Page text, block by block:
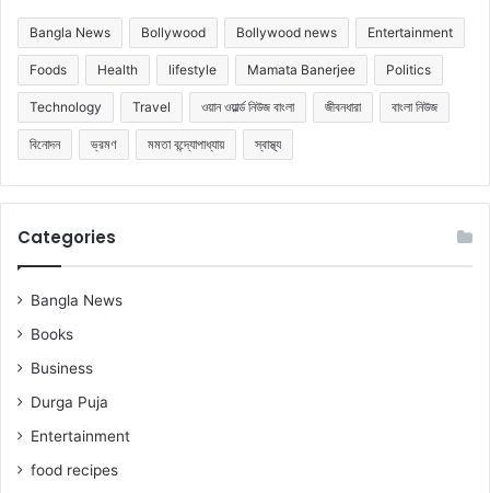
Bangla News Bollywood Bollywood news Entertainment
Foods Health lifestyle Mamata Banerjee Politics
Technology Travel ওয়ান ওয়ার্ল্ড নিউজ বাংলা জীবনধারা বাংলা নিউজ
বিনোদন ভ্রমণ মমতা বন্দ্যোপাধ্যায় স্বাস্থ্য
Categories
Bangla News
Books
Business
Durga Puja
Entertainment
food recipes